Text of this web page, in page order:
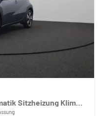
Pure 1.5 Hybrid 116PS Automatik Sitzheizung Klimaautomatik Rückf.Kamera AbstandsTempomat Nebelscheinw. Multifunktionslenkrad Bluetooth Touchscreen Apple CarPlay + Android Auto 2xKeyless